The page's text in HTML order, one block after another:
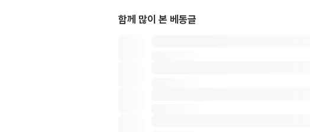
함께 많이 본 베동글